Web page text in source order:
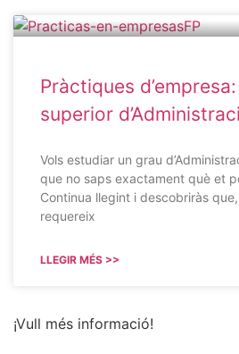
Pràctiques
superior
Vols estudiar un grau
que no saps exactament què et
Continua llegint i descobriràs
requereix
LLEGIR MÉS >>
¡Vull més informació!